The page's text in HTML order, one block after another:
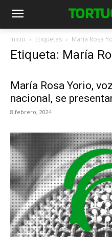
Inicio Etiquetas María Rosa
Etiqueta: María
María Rosa Yorio,
nacional, se
8 febrero, 2024